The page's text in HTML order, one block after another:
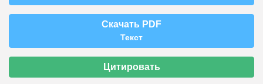
Скачать PDF
Текст
Цитировать